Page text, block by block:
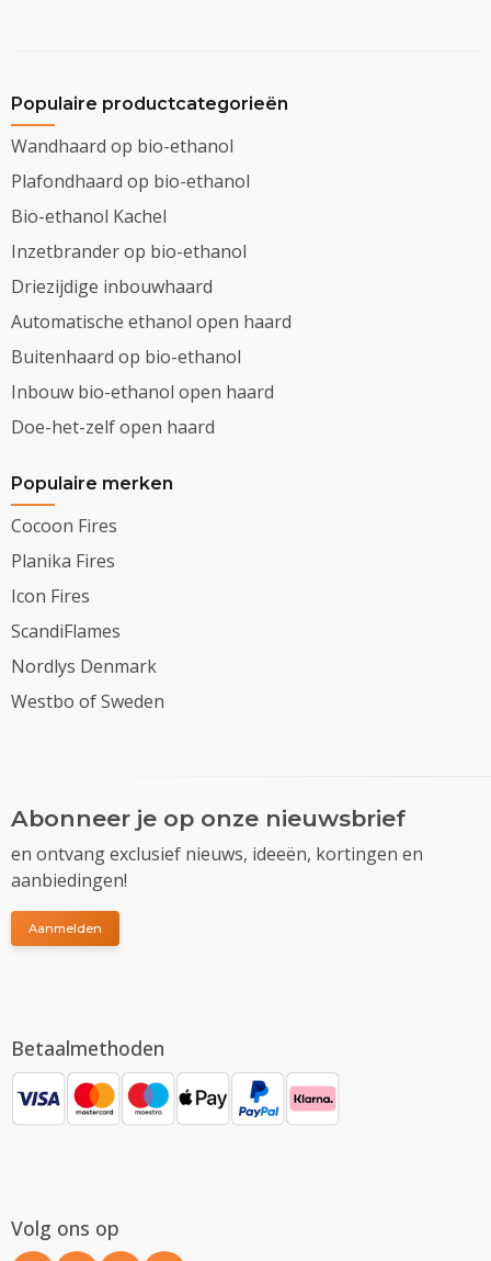
Populaire productcategorieën
Wandhaard op bio-ethanol
Plafondhaard op bio-ethanol
Bio-ethanol Kachel
Inzetbrander op bio-ethanol
Driezijdige inbouwhaard
Automatische ethanol open haard
Buitenhaard op bio-ethanol
Inbouw bio-ethanol open haard
Doe-het-zelf open haard
Populaire merken
Cocoon Fires
Planika Fires
Icon Fires
ScandiFlames
Nordlys Denmark
Westbo of Sweden
Abonneer je op onze nieuwsbrief
en ontvang exclusief nieuws, ideeën, kortingen en
aanbiedingen!
Aanmelden
Betaalmethoden
Volg ons op